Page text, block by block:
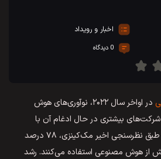
اخبار و رویداد
0 دیدگاه
در اواخر سال ۲۰۲۲، نوآوری‌های هوش
شرکت‌های بیشتری در حال ادغام آن با
فرآیندهای کاری خود هستند. طبق نظرسنجی اخیر مک‌کینزی، ۷۸ درصد
از هوش مصنوعی استفاده می‌کنند. رشد